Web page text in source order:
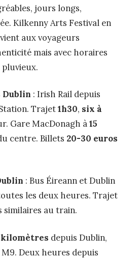
jours longs,
Kilkenny Arts Festival en
aux voyageurs
mais avec horaires
Dublin : Irish Rail depuis
Trajet1h30, six à
Gare MacDonagh à15
centre. Billets 20-30 euros
: Bus Éireann et Dublin
les deux heures. Trajet
similaires au train.
kilomètres depuis Dublin,
Deux heures depuis